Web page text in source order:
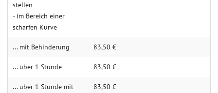
stellen
- im Bereich einer
scharfen Kurve
... mit Behin­derung 83,50 €
... über 1 Stunde 83,50 €
... über 1 Stunde mit
83,50 €